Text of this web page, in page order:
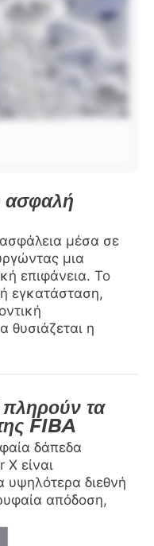
ασφαλή
μέσα σε
μια
επιφάνεια. Το
εγκατάσταση,
θυσιάζεται η
τα
FIBA
δάπεδα
είναι
διεθνή
απόδοση,